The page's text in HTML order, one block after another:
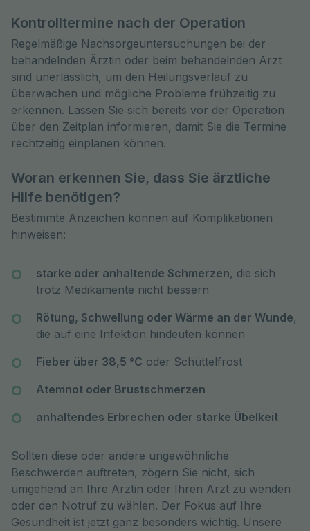
Kontrolltermine nach der Operation
Regelmäßige Nachsorgeuntersuchungen bei der
behandelnden Ärztin oder beim behandelnden Arzt
sind unerlässlich, um den Heilungsverlauf zu
überwachen und mögliche Probleme frühzeitig zu
erkennen. Lassen Sie sich bereits vor der Operation
über den Zeitplan informieren, damit Sie die Termine
rechtzeitig einplanen können.
Woran erkennen Sie, dass Sie ärztliche
Hilfe benötigen?
Bestimmte Anzeichen können auf Komplikationen
hinweisen:
starke oder anhaltende Schmerzen, die sich
trotz Medikamente nicht bessern
Rötung, Schwellung oder Wärme an der Wunde,
die auf eine Infektion hindeuten können
Fieber über 38,5 °C oder Schüttelfrost
Atemnot oder Brustschmerzen
anhaltendes Erbrechen oder starke Übelkeit
Sollten diese oder andere ungewöhnliche
Beschwerden auftreten, zögern Sie nicht, sich
umgehend an Ihre Ärztin oder Ihren Arzt zu wenden
oder den Notruf zu wählen. Der Fokus auf Ihre
Gesundheit ist jetzt ganz besonders wichtig. Unsere